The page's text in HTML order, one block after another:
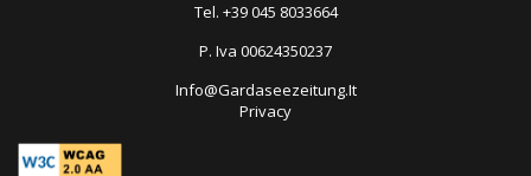
Tel. +39 045 8033664
P. Iva 00624350237
Info@Gardaseezeitung.It
Privacy